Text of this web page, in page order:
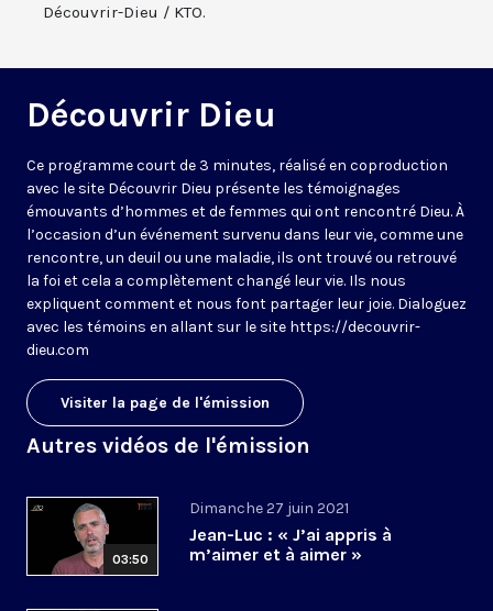
Découvrir-Dieu / KTO.
Découvrir Dieu
Ce programme court de 3 minutes, réalisé en coproduction
avec le site Découvrir Dieu présente les témoignages
émouvants d’hommes et de femmes qui ont rencontré Dieu. À
l’occasion d’un événement survenu dans leur vie, comme une
rencontre, un deuil ou une maladie, ils ont trouvé ou retrouvé
la foi et cela a complètement changé leur vie. Ils nous
expliquent comment et nous font partager leur joie. Dialoguez
avec les témoins en allant sur le site https://decouvrir-
dieu.com
Visiter la page de l'émission
Autres vidéos de l'émission
03:50
Dimanche 27 juin 2021
Jean-Luc : « J’ai appris à
m’aimer et à aimer »